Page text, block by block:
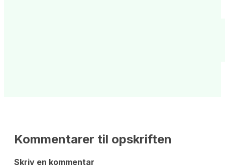
Kommentarer til opskriften
Skriv en kommentar